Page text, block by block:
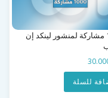
1000 مشاركة لمنشور لينكد إن
للسلة